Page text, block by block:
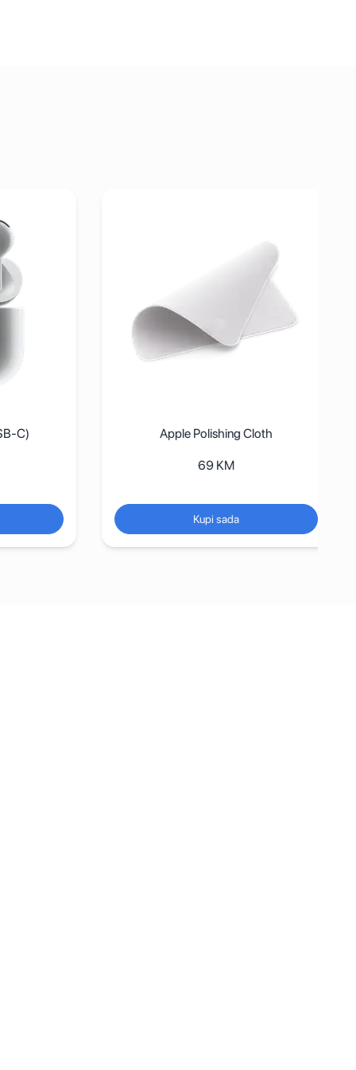
C) Apple Polishing Cloth
69 KM
Kupi sada